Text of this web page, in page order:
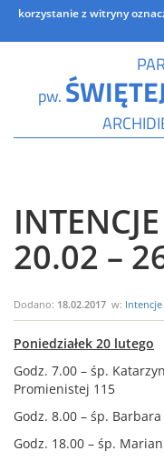
korzystanie z witryny
PARAFIA
pw.
20.02 –
Dodano: 18.02.2017 w:
Poniedziałek 20 lutego
Godz. 7.00 – śp.
Promienistej 115
Godz. 8.00 – śp.
Godz. 18.00 – śp.